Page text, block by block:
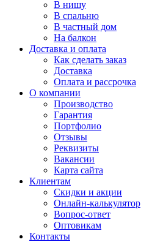
В нишу
В спальню
В частный дом
На балкон
Доставка и оплата
Как сделать заказ
Доставка
Оплата и рассрочка
О компании
Производство
Гарантия
Портфолио
Отзывы
Реквизиты
Вакансии
Карта сайта
Клиентам
Скидки и акции
Онлайн-калькулятор
Вопрос-ответ
Оптовикам
Контакты